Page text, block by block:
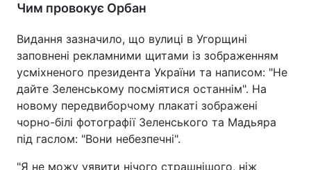
Чим провокує Орбан
Видання зазначило, що вулиці в Угорщині
заповнені рекламними щитами із зображенням
усміхненого президента України та написом: "Не
дайте Зеленському посміятися останнім". На
новому передвиборчому плакаті зображені
чорно-білі фотографії Зеленського та Мадьяра
під гаслом: "Вони небезпечні".
"Я не можу уявити нічого страшнішого, ніж